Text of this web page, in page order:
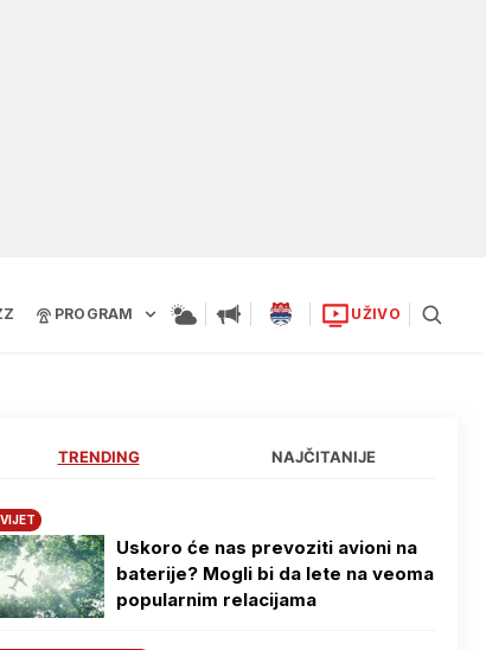
PROGRAM UŽIVO
TRENDING NAJČITANIJE
Uskoro će nas prevoziti avioni na
baterije? Mogli bi da lete na veoma
popularnim relacijama